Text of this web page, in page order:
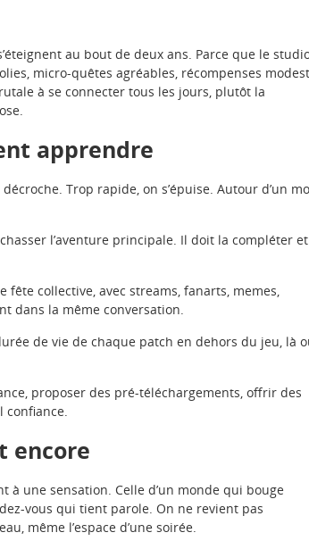
au bout de deux ans. Parce que le
micro-quêtes agréables, récompenses
à se connecter tous les jours, plutôt la
apprendre
Trop rapide, on s’épuise. Autour d’un
l’aventure principale. Il doit la compléter et
collective, avec streams, fanarts, memes,
dans la même conversation.
de vie de chaque patch en dehors du jeu, là
proposer des pré-téléchargements, offrir des
confiance.
encore
à une sensation. Celle d’un monde qui bouge
vous qui tient parole. On ne revient pas
même l’espace d’une soirée.